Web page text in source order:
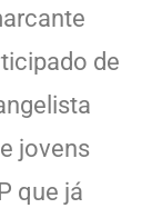
de
jovens
que já